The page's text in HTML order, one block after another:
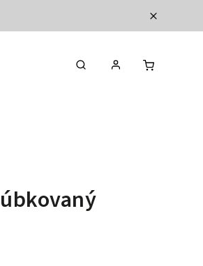
Hodnotenie obchodu